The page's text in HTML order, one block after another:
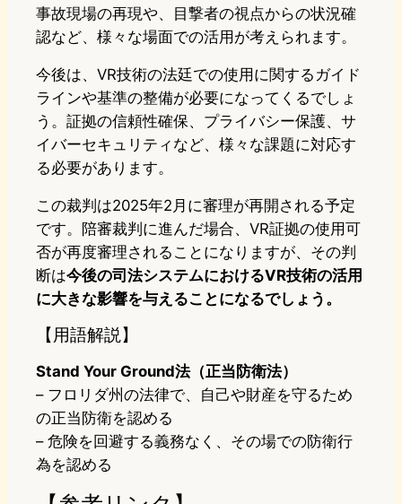
事故現場の再現や、目撃者の視点からの状況確
認など、様々な場面での活用が考えられます。
今後は、VR技術の法廷での使用に関するガイド
ラインや基準の整備が必要になってくるでしょ
う。証拠の信頼性確保、プライバシー保護、サ
イバーセキュリティなど、様々な課題に対応す
る必要があります。
この裁判は2025年2月に審理が再開される予定
です。陪審裁判に進んだ場合、VR証拠の使用可
否が再度審理されることになりますが、その判
断は今後の司法システムにおけるVR技術の活用
に大きな影響を与えることになるでしょう。
【用語解説】
Stand Your Ground法（正当防衛法）
– フロリダ州の法律で、自己や財産を守るため
の正当防衛を認める
– 危険を回避する義務なく、その場での防衛行
為を認める